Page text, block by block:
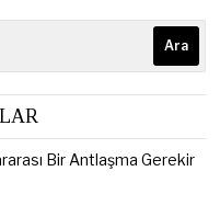
Ara
Bir Antlaşma Gerekir